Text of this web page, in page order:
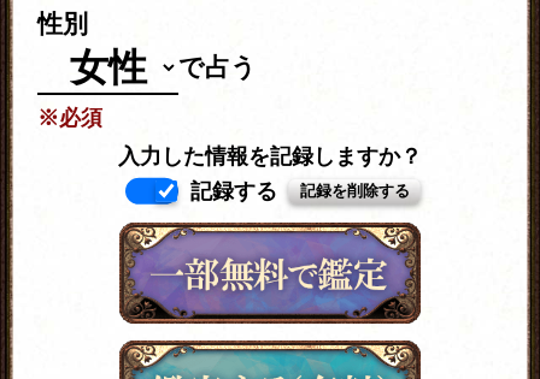
性別
で占う
※必須
入力した情報を記録しますか？
記録する